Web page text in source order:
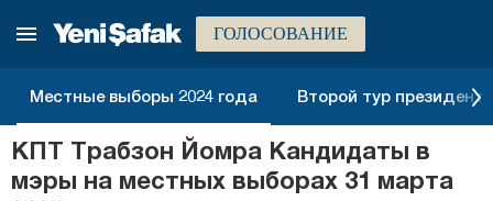
ГОЛОСОВАНИЕ
Местные выборы 2024 года Второй тур
КПТ Трабзон Йомра Кандидаты в
мэры на местных выборах 31 марта
Сакарья
Шанлыурфа
Сиирт